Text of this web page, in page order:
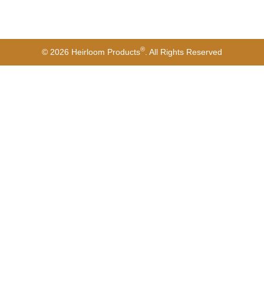
© 2026 Heirloom Products® . All Rights Reserved